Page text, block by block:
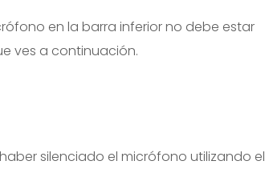
en la barra inferior no debe estar
ves a continuación.
silenciado el micrófono utilizando el